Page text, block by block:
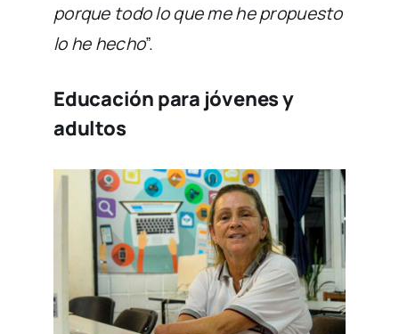
porque todo lo que me he propuesto
lo he hecho”.
Educación para jóvenes y
adultos